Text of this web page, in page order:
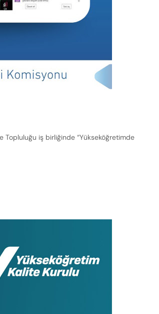
Topluluğu iş birliğinde “Yükseköğretimde